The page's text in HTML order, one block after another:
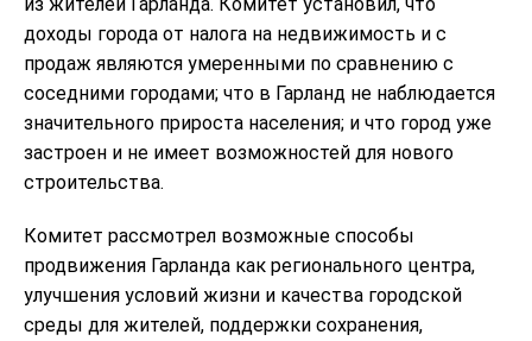
доходы города от налога на недвижимость и с
продаж являются умеренными по сравнению с
соседними городами; что в Гарланд не наблюдается
значительного прироста населения; и что город уже
застроен и не имеет возможностей для нового
строительства.
Комитет рассмотрел возможные способы
продвижения Гарланда как регионального центра,
улучшения условий жизни и качества городской
среды для жителей, поддержки сохранения,